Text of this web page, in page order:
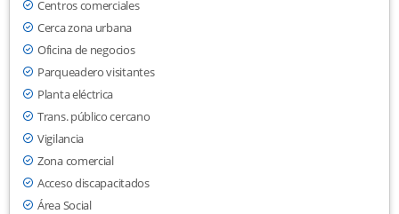
Centros comerciales
Cerca zona urbana
Oficina de negocios
Parqueadero visitantes
Planta eléctrica
Trans. público cercano
Vigilancia
Zona comercial
Acceso discapacitados
Área Social